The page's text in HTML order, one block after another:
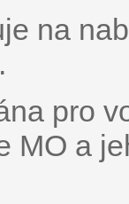
na
pro
MO a